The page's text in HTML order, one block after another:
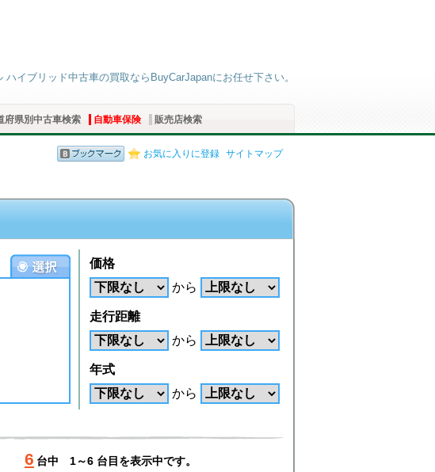
ハイブリッド中古車の買取ならBuyCarJapanにお任せ下さい。
府県別中古車検索 自動車保険 販売店検索
お気に入りに登録 サイトマップ
価格
から
走行距離
から
年式
から
6 台中
1～6 台目を表示中です。